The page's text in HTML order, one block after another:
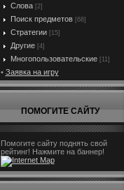
Слова [2]
Поиск предметов [68]
Стратегии [15]
Другие [4]
Многопользовательские [11]
• Заявка на игру
ПОМОГИТЕ САЙТУ
Помогите сайту поднять свой
рейтинг! Нажмите на баннер!